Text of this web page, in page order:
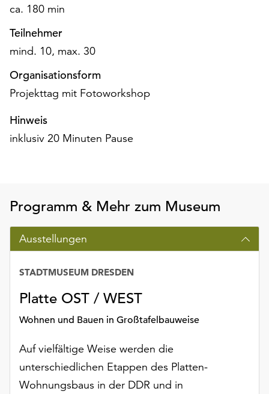
ca. 180 min
Teilnehmer
mind. 10, max. 30
Organisationsform
Projekttag mit Fotoworkshop
Hinweis
inklusiv 20 Minuten Pause
Programm & Mehr zum Museum
Ausstellungen
Platte OST / WEST
Wohnen und Bauen in Großtafelbauweise
STADTMUSEUM DRESDEN
Auf vielfältige Weise werden die
unterschiedlichen Etappen des Platten-
Wohnungsbaus in der DDR und in